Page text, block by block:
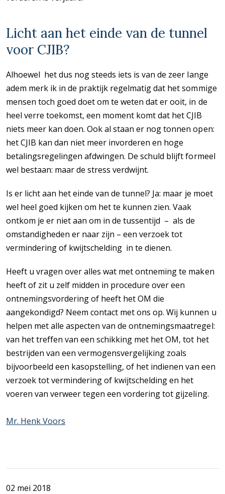
Licht aan het einde van de tunnel
voor CJIB?
Alhoewel het dus nog steeds iets is van de zeer lange
adem merk ik in de praktijk regelmatig dat het sommige
mensen toch goed doet om te weten dat er ooit, in de
heel verre toekomst, een moment komt dat het CJIB
niets meer kan doen. Ook al staan er nog tonnen open:
het CJIB kan dan niet meer invorderen en hoge
betalingsregelingen afdwingen. De schuld blijft formeel
wel bestaan: maar de stress verdwijnt.
Is er licht aan het einde van de tunnel? Ja: maar je moet
wel heel goed kijken om het te kunnen zien. Vaak
ontkom je er niet aan om in de tussentijd – als de
omstandigheden er naar zijn – een verzoek tot
vermindering of kwijtschelding in te dienen.
Heeft u vragen over alles wat met ontneming te maken
heeft of zit u zelf midden in procedure over een
ontnemingsvordering of heeft het OM die
aangekondigd? Neem contact met ons op. Wij kunnen u
helpen met alle aspecten van de ontnemingsmaatregel:
van het treffen van een schikking met het OM, tot het
bestrijden van een vermogensvergelijking zoals
bijvoorbeeld een kasopstelling, of het indienen van een
verzoek tot vermindering of kwijtschelding en het
voeren van verweer tegen een vordering tot gijzeling.
Mr. Henk Voors
02 mei 2018